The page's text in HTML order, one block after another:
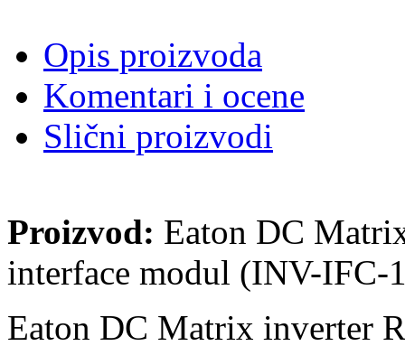
Opis proizvoda
Komentari i ocene
Slični proizvodi
Proizvod: Eaton DC
interface modul (INV-IFC-
Eaton DC Matrix inverter